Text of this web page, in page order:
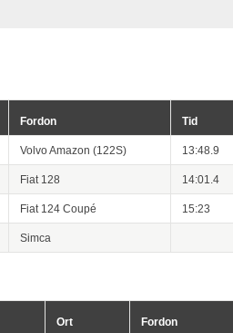
Fordon Tid
Volvo Amazon (122S) 13:48.9
Fiat 128 14:01.4
Fiat 124 Coupé 15:23
Simca
Ort Fordon